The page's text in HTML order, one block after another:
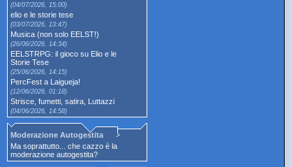
(04/07/2026, 15:00)
elio e le storie tese
(03/07/2026, 13:47)
Musica (non solo EELST!)
(26/06/2026, 14:34)
EELSTRPG: il gioco su Elio e le
Storie Tese
(25/06/2026, 14:15)
PercFest a Laigueja!
(12/06/2026, 01:18)
Strisce, fumetti, satira, Luttazzi
(04/06/2026, 14:58)
Moderazione Autogestita
Ma soprattutto... che cazzo è la
moderazione autogestita?